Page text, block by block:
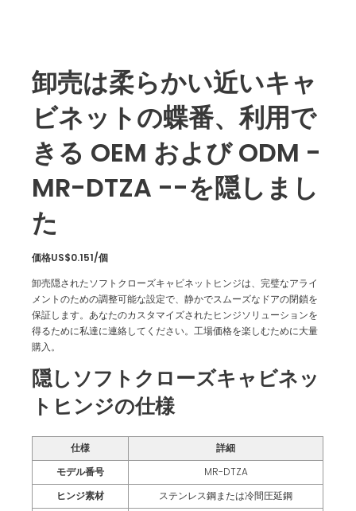
卸売は柔らかい近いキャ
ビネットの蝶番、利用で
きる OEM および ODM -
MR-DTZA --を隠しまし
た
価格US$0.151/個
卸売隠されたソフトクローズキャビネットヒンジは、完璧なアライ
メントのための調整可能な設定で、静かでスムーズなドアの閉鎖を
保証します。あなたのカスタマイズされたヒンジソリューションを
得るために私達に連絡してください。工場価格を楽しむために大量
購入。
隠しソフトクローズキャビネッ
トヒンジの仕様
仕様
詳細
モデル番号
MR-DTZA
ヒンジ素材
ステンレス鋼または冷間圧延鋼